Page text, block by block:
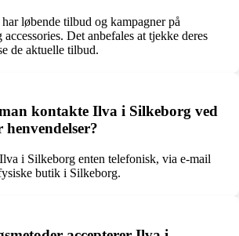
løbende tilbud og kampagner på
Det anbefales at tjekke deres
de aktuelle tilbud.
kontakte Ilva i Silkeborg ved
henvendelser?
i Silkeborg enten telefonisk, via e-mail
butik i Silkeborg.